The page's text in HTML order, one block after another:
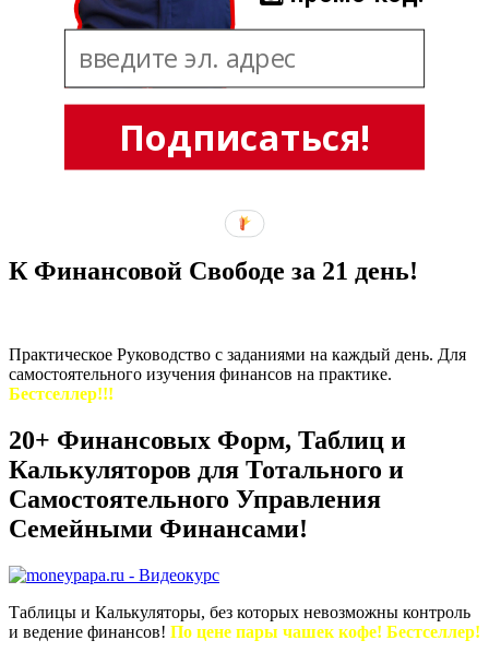
Подписаться!
К Финансовой Свободе за 21 день!
Практическое Руководство с заданиями на каждый день. Для
самостоятельного изучения финансов на практике.
Бестселлер!!!
20+ Финансовых Форм, Таблиц и
Калькуляторов для Тотального и
Самостоятельного Управления
Семейными Финансами!
Таблицы и Калькуляторы, без которых невозможны контроль
и ведение финансов! По цене пары чашек кофе! Бестселлер!